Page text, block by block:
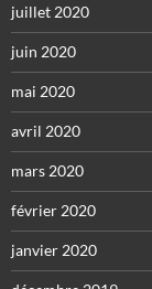
juillet 2020
juin 2020
mai 2020
avril 2020
mars 2020
février 2020
janvier 2020